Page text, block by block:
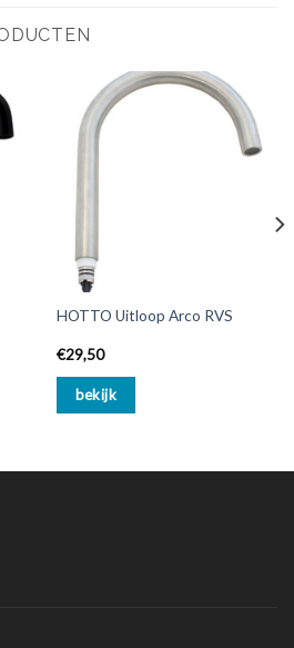
HOTTO Uitloop Arco RVS
€29,50
bekijk